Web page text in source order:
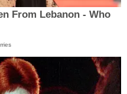
From Lebanon - Who